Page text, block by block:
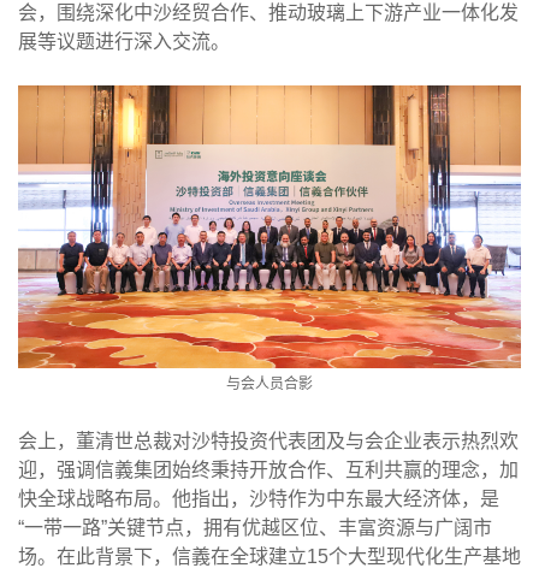
会，围绕深化中沙经贸合作、推动玻璃上下游产业一体化发
展等议题进行深入交流。
与会人员合影
会上，董清世总裁对沙特投资代表团及与会企业表示热烈欢
迎，强调信義集团始终秉持开放合作、互利共赢的理念，加
快全球战略布局。他指出，沙特作为中东最大经济体，是
“一带一路”关键节点，拥有优越区位、丰富资源与广阔市
场。在此背景下，信義在全球建立15个大型现代化生产基地